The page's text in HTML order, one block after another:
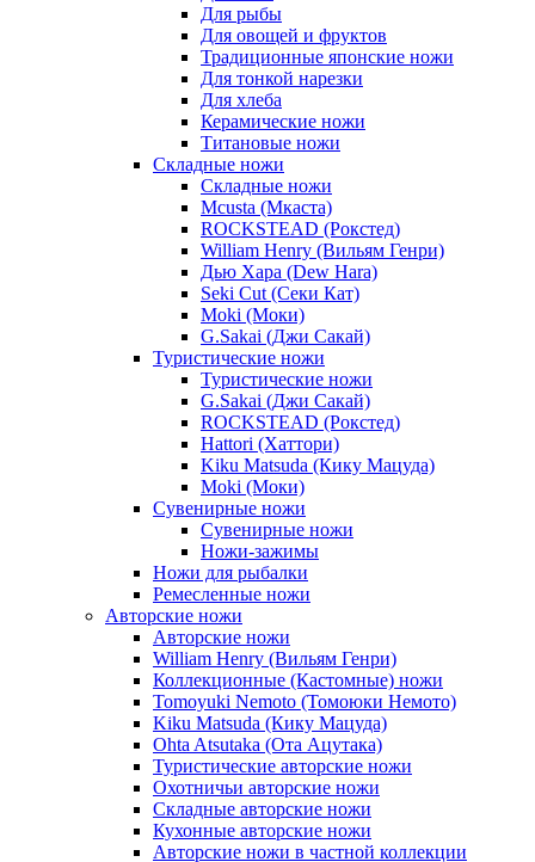
Для рыбы
Для овощей и фруктов
Традиционные японские ножи
Для тонкой нарезки
Для хлеба
Керамические ножи
Титановые ножи
Складные ножи
Складные ножи
Mcusta (Мкаста)
ROCKSTEAD (Рокстед)
William Henry (Вильям Генри)
Дью Хара (Dew Hara)
Seki Cut (Секи Кат)
Moki (Моки)
G.Sakai (Джи Сакай)
Туристические ножи
Туристические ножи
G.Sakai (Джи Сакай)
ROCKSTEAD (Рокстед)
Hattori (Хаттори)
Kiku Matsuda (Кику Мацуда)
Moki (Моки)
Сувенирные ножи
Сувенирные ножи
Ножи-зажимы
Ножи для рыбалки
Ремесленные ножи
Авторские ножи
Авторские ножи
William Henry (Вильям Генри)
Коллекционные (Кастомные) ножи
Tomoyuki Nemoto (Томоюки Немото)
Kiku Matsuda (Кику Мацуда)
Ohta Atsutaka (Ота Ацутака)
Туристические авторские ножи
Охотничьи авторские ножи
Складные авторские ножи
Кухонные авторские ножи
Авторские ножи в частной коллекции